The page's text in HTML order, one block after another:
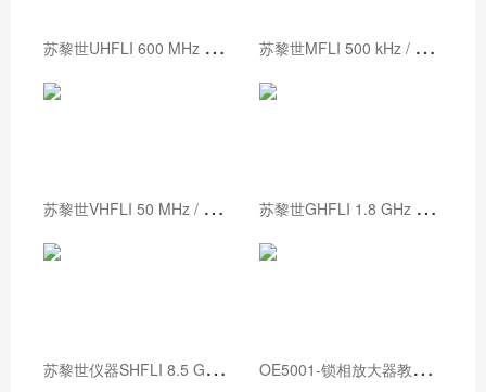
苏
黎世UHFLI 600 MHz 锁相放大器 苏
黎世MFLI 500 kHz / 5 MHz 锁相放大器
苏
黎世VHFLI 50 MHz / 200 MHz 锁相放大器 苏
黎世GHFLI 1.8 GHz 锁相放大器
苏
黎世仪器SHFLI 8.5 GHz锁相放大器 O
E5001-锁相放大器教学实验箱